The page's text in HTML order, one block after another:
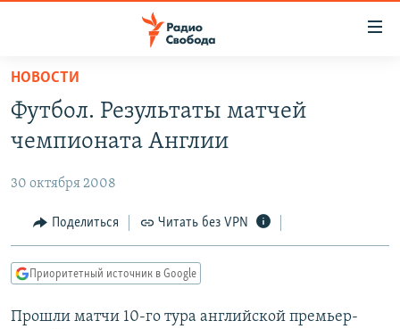
упрощенного
доступа
основному
Вернутся
главной
навигации
Вернутся
ПРОГРАММЫ
ПОДКАСТЫ
ЦИТАТЫ СВОБОДЫ
МНЕНИЯ
IDEL.РЕАЛИИ
КАВКАЗ.РЕАЛИИ
НОВОСТИ
Футбол. Результаты матчей
чемпионата Англии
30 октября 2008
Поделиться Читать без VPN
Приоритетный источник в Google
Прошли матчи 10-го тура английской премьер-